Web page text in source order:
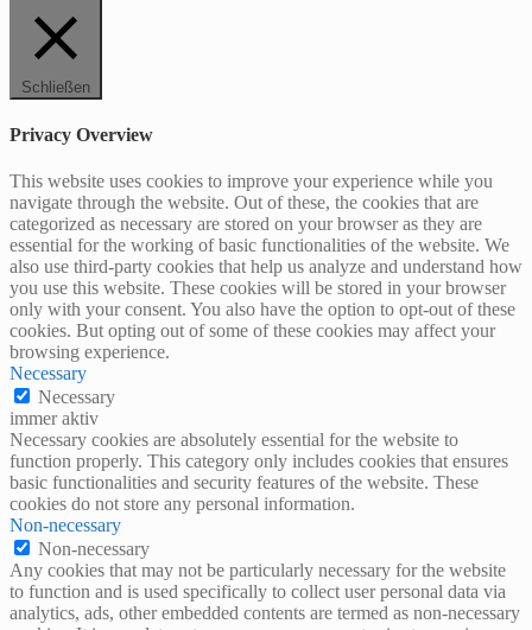
Schließen
Privacy Overview
This website uses cookies to improve your experience while you
navigate through the website. Out of these, the cookies that are
categorized as necessary are stored on your browser as they are
essential for the working of basic functionalities of the website. We
also use third-party cookies that help us analyze and understand how
you use this website. These cookies will be stored in your browser
only with your consent. You also have the option to opt-out of these
cookies. But opting out of some of these cookies may affect your
browsing experience.
Necessary
Necessary
immer aktiv
Necessary cookies are absolutely essential for the website to
function properly. This category only includes cookies that ensures
basic functionalities and security features of the website. These
cookies do not store any personal information.
Non-necessary
Non-necessary
Any cookies that may not be particularly necessary for the website
to function and is used specifically to collect user personal data via
analytics, ads, other embedded contents are termed as non-necessary